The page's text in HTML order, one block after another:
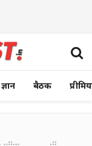
ज्ञान बैठक